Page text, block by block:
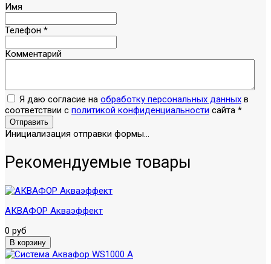
Имя
Телефон *
Комментарий
Я даю согласие на обработку персональных данных в
соответствии с политикой конфиденциальности сайта *
Отправить
Инициализация отправки формы...
Рекомендуемые товары
АКВАФОР Акваэффект
0 руб